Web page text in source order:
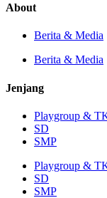
About
Berita & Media
Berita & Media
Jenjang
Playgroup &
SD
SMP
Playgroup &
SD
SMP